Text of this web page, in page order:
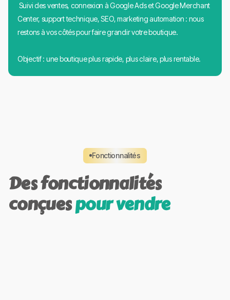
Suivi des ventes, connexion à Google Ads et Google Merchant
Center, support technique, SEO, marketing automation : nous
restons à vos côtés pour faire grandir votre boutique.
Objectif : une boutique plus rapide, plus claire, plus rentable.
Fonctionnalités
Des fonctionnalités
conçuespour vendre